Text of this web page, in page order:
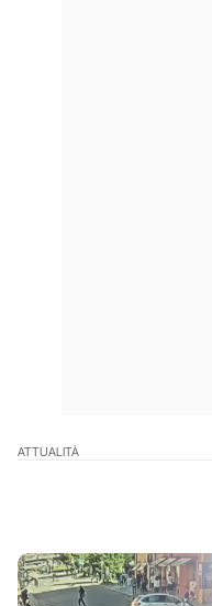
ATTUALITÀ